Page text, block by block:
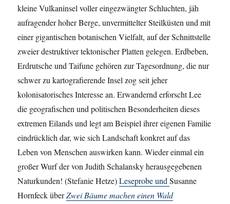
kleine Vulkaninsel voller eingezwängter Schluchten, jäh
aufragender hoher Berge, unvermittelter Steilküsten und mit
einer gigantischen botanischen Vielfalt, auf der Schnittstelle
zweier destruktiver tektonischer Platten gelegen. Erdbeben,
Erdrutsche und Taifune gehören zur Tagesordnung, die nur
schwer zu kartografierende Insel zog seit jeher
kolonisatorisches Interesse an. Erwandernd erforscht Lee
die geografischen und politischen Besonderheiten dieses
extremen Eilands und legt am Beispiel ihrer eigenen Familie
eindrücklich dar, wie sich Landschaft konkret auf das
Leben von Menschen auswirken kann. Wieder einmal ein
großer Wurf der von Judith Schalansky herausgegebenen
Naturkunden! (Stefanie Hetze)Leseprobe undSusanne
Hornfeck überZwei Bäume machen einen Wald